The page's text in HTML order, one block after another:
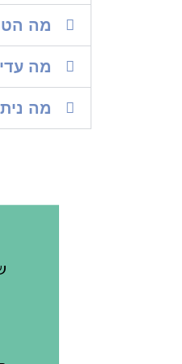
מה
מה
מה